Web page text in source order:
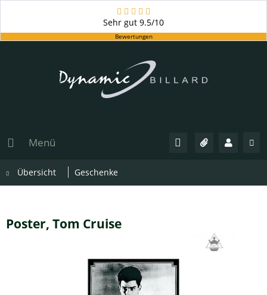
Sehr gut 9.5/10
Bewertungen
Menü
Übersicht Geschenke
Poster, Tom Cruise